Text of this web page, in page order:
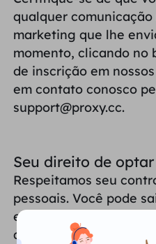
qualquer
marketing que lhe
momento, clicando no
de inscrição em
em contato conosco
support@proxy.cc.
Seu direito de
Respeitamos seu
pessoais. Você pode
específicas de
qualquer momento